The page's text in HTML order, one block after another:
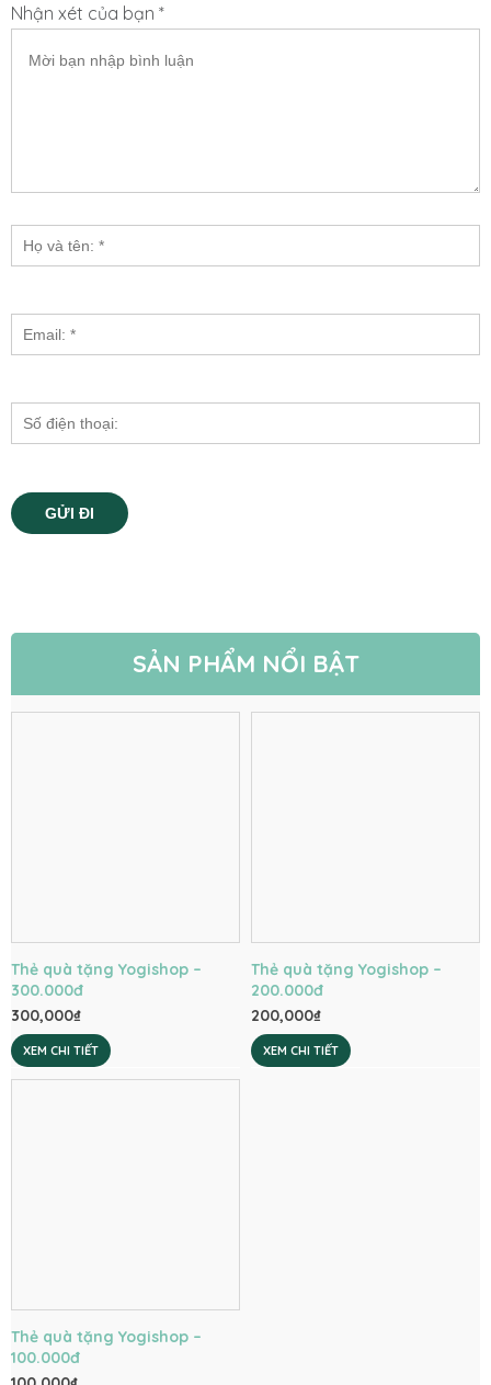
Nhận xét của bạn *
SẢN PHẨM NỔI BẬT
Thẻ quà tặng Yogishop –
300.000đ
300,000₫
XEM CHI TIẾT
Thẻ quà tặng Yogishop –
200.000đ
200,000₫
XEM CHI TIẾT
Thẻ quà tặng Yogishop –
100.000đ